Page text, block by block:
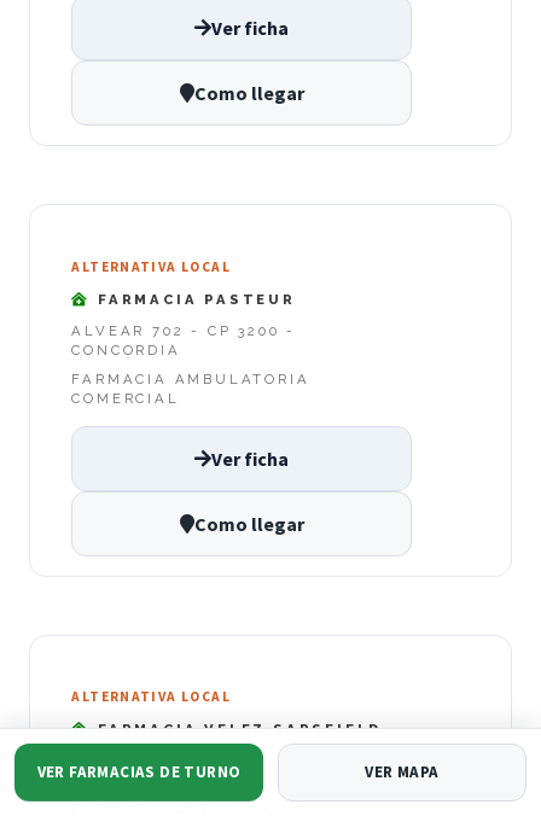
Ver ficha
Como llegar
ALTERNATIVA LOCAL
FARMACIA PASTEUR
ALVEAR 702 - CP 3200 -
CONCORDIA
FARMACIA AMBULATORIA
COMERCIAL
Ver ficha
Como llegar
ALTERNATIVA LOCAL
FARMACIA VELEZ SARSFIELD
VÉLEZ SÁRSFIELD 248 - CP 3200 -
CONCORDIA
VER FARMACIAS DE TURNO VER MAPA